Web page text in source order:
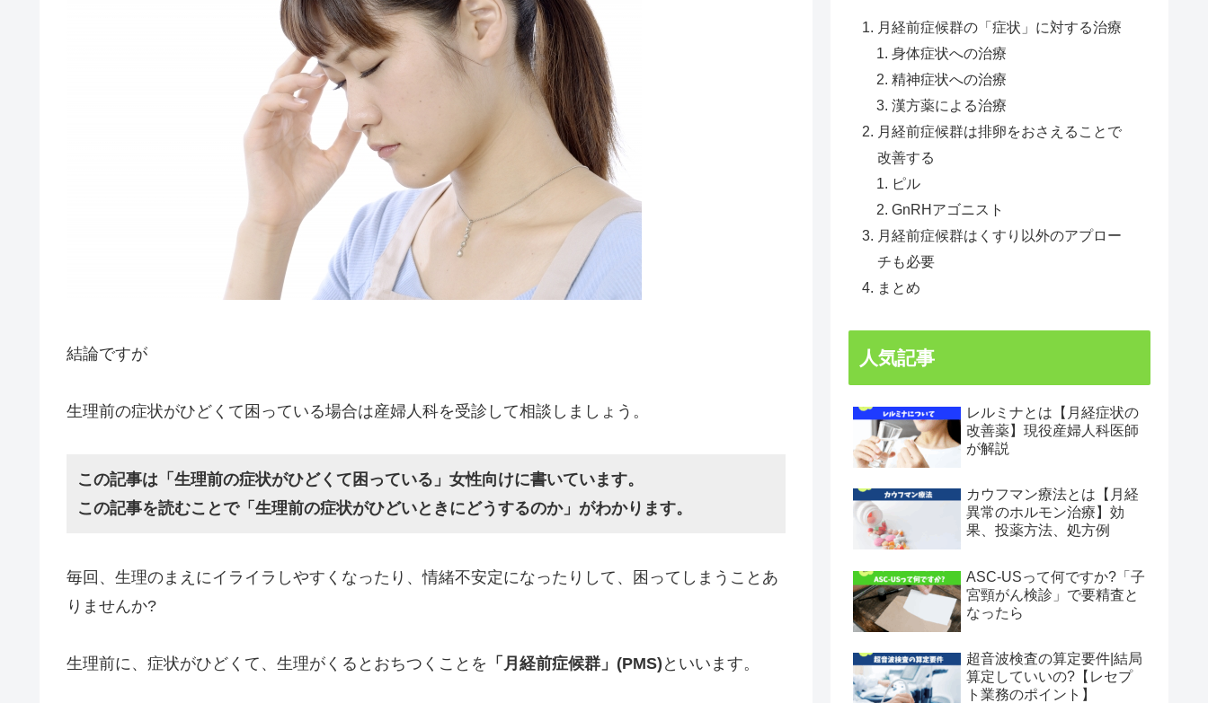
結論ですが
生理前の症状がひどくて困っている場合は産婦人科を受診して相談しましょう。
この記事は「生理前の症状がひどくて困っている」女性向けに書いています。
この記事を読むことで「生理前の症状がひどいときにどうするのか」がわかります。
毎回、生理のまえにイライラしやすくなったり、情緒不安定になったりして、困ってしまうことあ
りませんか?
生理前に、症状がひどくて、生理がくるとおちつくことを 「月経前症候群」(PMS) といいます。
月経前症候群の「症状」に対する治療
身体症状への治療
精神症状への治療
漢方薬による治療
月経前症候群は排卵をおさえることで
改善する
ピル
GnRHアゴニスト
月経前症候群はくすり以外のアプロー
チも必要
まとめ
人気記事
レルミナとは【月経症状の
改善薬】現役産婦人科医師
が解説
カウフマン療法とは【月経
異常のホルモン治療】効
果、投薬方法、処方例
ASC-USって何ですか?「子
宮頸がん検診」で要精査と
なったら
超音波検査の算定要件|結局
算定していいの?【レセプ
ト業務のポイント】